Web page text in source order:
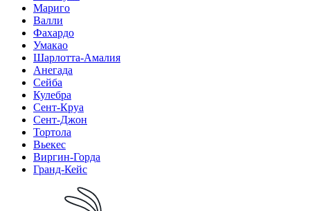
Мариго
Валли
Фахардо
Умакао
Шарлотта-Амалия
Анегада
Сейба
Кулебра
Сент-Круа
Сент-Джон
Тортола
Вьекес
Виргин-Горда
Гранд-Кейс